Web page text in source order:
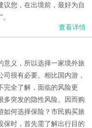
议您，在出境前，最好为自
查看详情
意义，所以选择一家境外旅
很有必要。相比国内游，
完全了解，面临的风险更
多突发的隐性风险。因而购
如何选择保险？市民购买旅
保时，首先需了解出行目的